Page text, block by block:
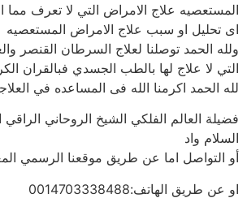
المستعصيه علاج الامراض التي لا تعرف مما
اى تحليل او سبب علاج الامراض المستعصيه
ولله الحمد توصلنا لعلاج السرطان القنصر
التي لا علاج لها بالطب الجسدي فبالقران
لله الحمد اكرمنا الله فى المساعده في
فضيلة العالم الفلكي الشيخ الروحاني
السلام واد
أو التواصل اما عن طريق موقعنا الرسمي
او عن طريق الهاتف:0014703338488